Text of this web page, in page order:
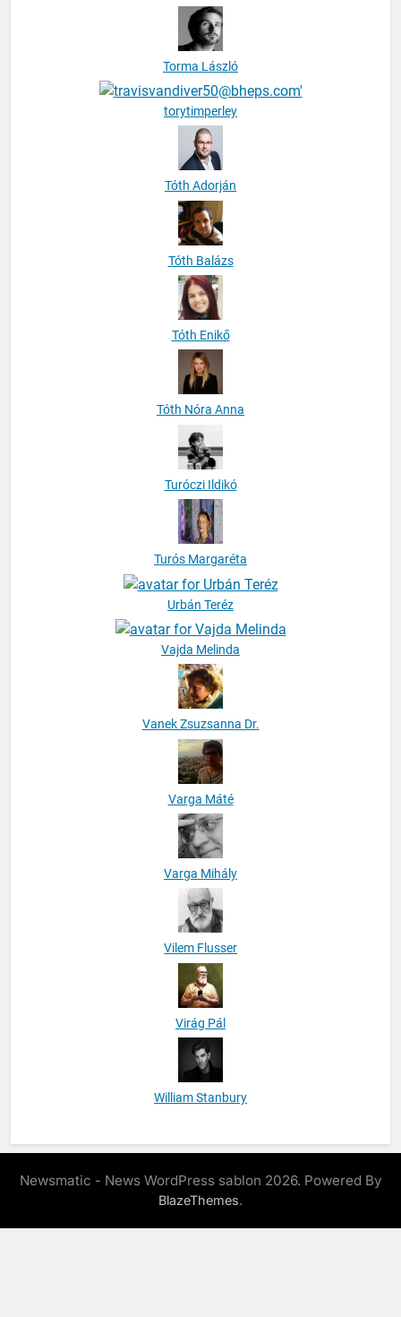
Torma László
torytimperley
Tóth Adorján
Tóth Balázs
Tóth Enikő
Tóth Nóra Anna
Turóczi Ildikó
Turós Margaréta
Urbán Teréz
Vajda Melinda
Vanek Zsuzsanna Dr.
Varga Máté
Varga Mihály
Vilem Flusser
Virág Pál
William Stanbury
Newsmatic - News WordPress sablon 2026. Powered By
BlazeThemes.